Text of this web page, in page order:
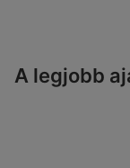
A legjobb